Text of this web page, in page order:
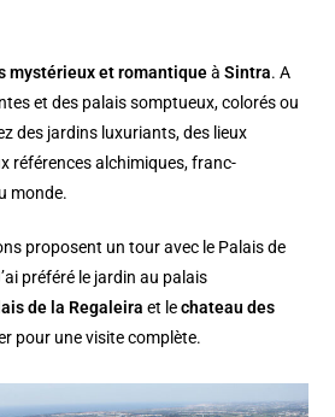
mystérieux et romantiqueàSintra. A
et des palais somptueux, colorés ou
des jardins luxuriants, des lieux
références alchimiques, franc-
monde.
proposent un tour avec le Palais de
préféré le jardin au palais
de la Regaleira et lechateau des
pour une visite complète.